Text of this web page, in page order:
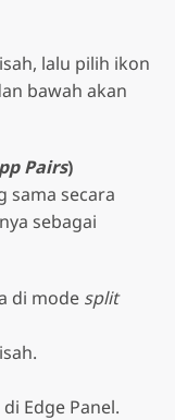
lalu pilih ikon
bawah akan
Pairs)
sama secara
sebagai
di mode split
Edge Panel.